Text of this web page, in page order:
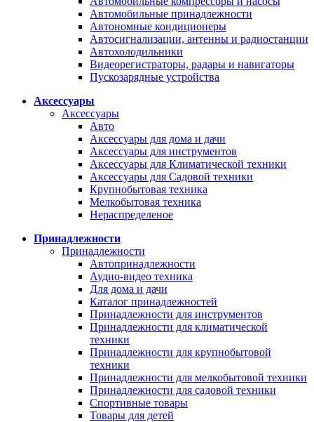
Автомобильные принадлежности
Автономные кондиционеры
Автосигнализации, антенны и радиостанции
Автохолодильники
Видеорегистраторы, радары и навигаторы
Пускозарядные устройства
Аксессуары
Аксессуары
Авто
Аксессуары для дома и дачи
Аксессуары для инструментов
Аксессуары для Климатической техники
Аксессуары для Садовой техники
Крупнобытовая техника
Мелкобытовая техника
Нераспределеное
Принадлежности
Принадлежности
Автопринадлежности
Аудио-видео техника
Для дома и дачи
Каталог принадлежностей
Принадлежности для инструментов
Принадлежности для климатической
техники
Принадлежности для крупнобытовой
техники
Принадлежности для мелкобытовой техники
Принадлежности для садовой техники
Спортивные товары
Товары для детей